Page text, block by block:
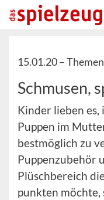
15.01.20 –
Schmusen,
Kinder lieben
Puppen im
bestmöglich zu
Puppenzubehör
Plüschbereich
punkten möchte,